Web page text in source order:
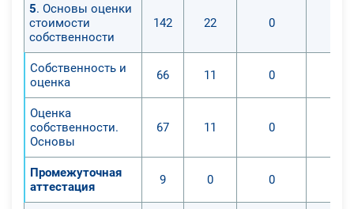
5. Основы оценки
стоимости
собственности
142 22 0
Собственность и
оценка
66 11 0
Оценка
собственности.
Основы
67 11 0
Промежуточная
аттестация
9 0 0